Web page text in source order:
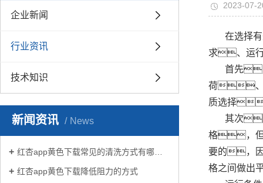
企业新闻
行业资讯
技术知识
新闻资讯 News
红杏app黄色下载常见的清洗方式有哪些？
红杏app黄色下载降低阻力的方式
2023-07-
在选择
求、运
首先
荷、
质选择
其次
格，但
要的，
格之间做